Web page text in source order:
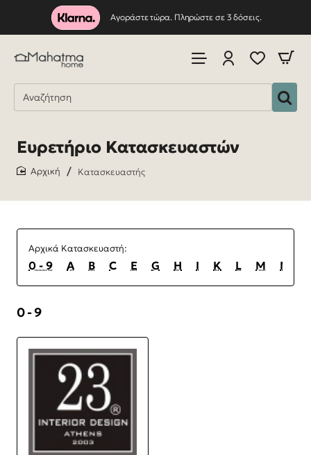
Αγοράστε τώρα. Πληρώστε σε 3 δόσεις.
Ευρετήριο Κατασκευαστών
Κατασκευαστής
Αρχικά Κατασκευαστή:
0 - 9 A B C E G H I K L M N
0 - 9